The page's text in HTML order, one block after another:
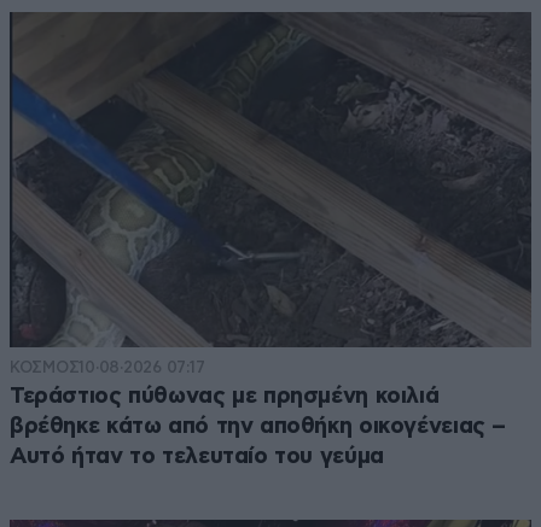
ΚΟΣΜΟΣ10·08·2026 07:17
Τεράστιος πύθωνας με πρησμένη κοιλιά
βρέθηκε κάτω από την αποθήκη οικογένειας –
Αυτό ήταν το τελευταίο του γεύμα